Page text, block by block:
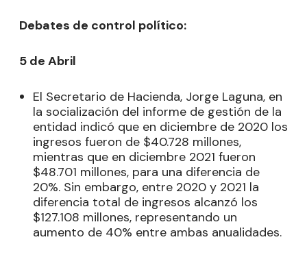
Debates de control político:
5 de Abril
El Secretario de Hacienda, Jorge Laguna, en
la socialización del informe de gestión de la
entidad indicó que en diciembre de 2020 los
ingresos fueron de $40.728 millones,
mientras que en diciembre 2021 fueron
$48.701 millones, para una diferencia de
20%. Sin embargo, entre 2020 y 2021 la
diferencia total de ingresos alcanzó los
$127.108 millones, representando un
aumento de 40% entre ambas anualidades.